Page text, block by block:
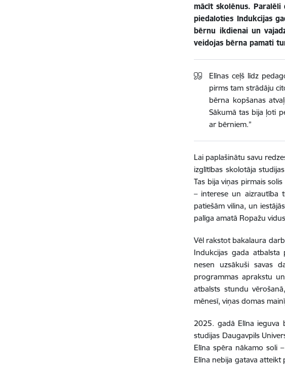
mācīt skolēnus. Paralēli
piedaloties Indukcijas
bērnu ikdienai un
veidojas bērna pamati
Elīnas ceļš līdz
pirms tam strādāju
bērna kopšanas
Sākumā tas bija ļoti
ar bērniem.”
Lai paplašinātu savu
izglītības skolotāja
Tas bija viņas pirmais
– interese un aizrautība
patiešām vilina, un
palīga amatā Ropažu
Vēl rakstot bakalaura
Indukcijas gada
nesen uzsākuši savas
programmas aprakstu
atbalsts stundu
mēnesī, viņas domas
2025. gadā Elīna ieguva
studijas Daugavpils
Elīna spēra nākamo soli
Elīna nebija gatava atteikt